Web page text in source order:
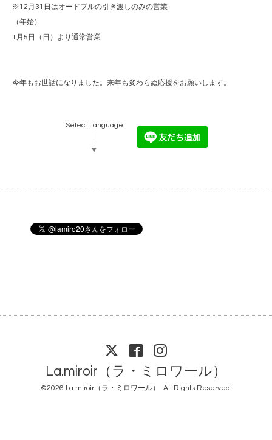
※12月31日はオードブルの引き渡しのみの営業
（年始）
1月5日（日）より通常営業
今年もお世話になりました。来年も変わらぬ応援をお願いします。
Select Language
▼
La.miroir（ラ・ミロワール）
©2026 La.miroir（ラ・ミロワール） . All Rights Reserved.